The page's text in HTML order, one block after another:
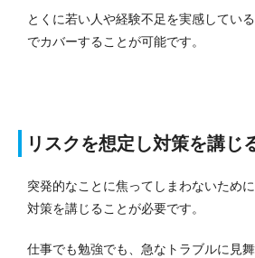
とくに若い人や経験不足を実感してい
でカバーすることが可能です。
リスクを想定し対策を講じ
突発的なことに焦ってしまわないため
対策を講じることが必要です。
仕事でも勉強でも、急なトラブルに見